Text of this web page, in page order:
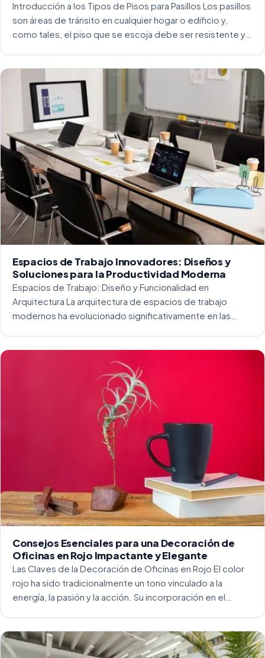
Introducción a los Tipos de Pisos para Pasillos Los pasillos
son áreas de tránsito en cualquier hogar o edificio y,
como tales, el piso que se escoja debe ser resistente y
Espacios de Trabajo Innovadores: Diseños y
Soluciones para la Productividad Moderna
Espacios de Trabajo: Diseño y Funcionalidad en
Arquitectura La arquitectura de espacios de trabajo
modernos ha evolucionado significativamente en las
Consejos Esenciales para una Decoración de
Oficinas en Rojo Impactante y Elegante
Las Claves de la Decoración de Oficinas en Rojo El color
rojo ha sido tradicionalmente un tono vinculado a la
energía, la pasión y la acción. Su incorporación en el